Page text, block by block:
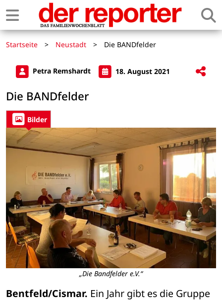
Startseite > Neustadt > Die BANDfelder
Petra Remshardt 18. August 2021
Die BANDfelder
Bilder
„Die Bandfelder e.V.“
Bentfeld/Cismar. Ein Jahr gibt es die Gruppe